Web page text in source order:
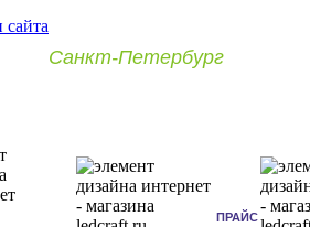
Санкт-Петербург
ПРАЙС